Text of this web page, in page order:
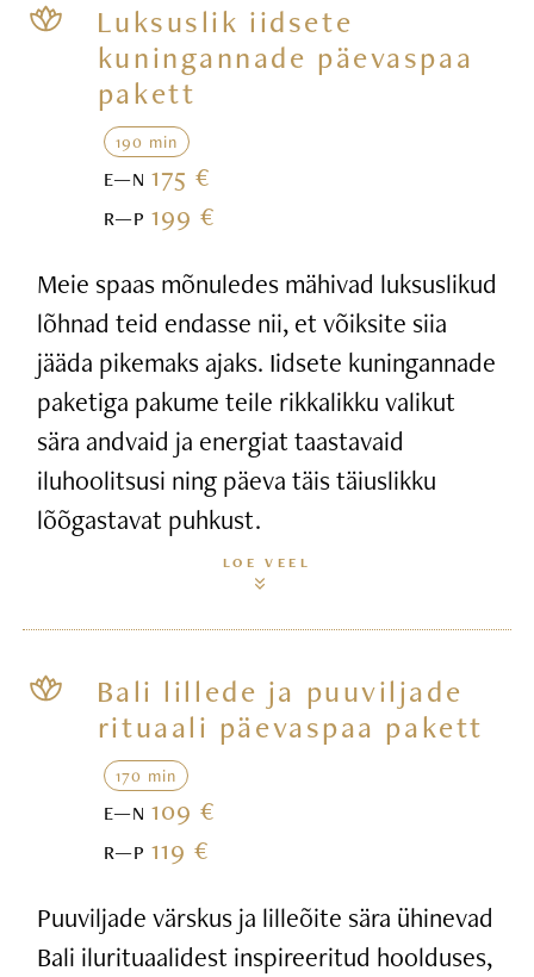
Luksuslik iidsete
kuningannade päevaspaa
pakett
190 min
E—N175 €
R—P199 €
Meie spaas mõnuledes mähivad luksuslikud
lõhnad teid endasse nii, et võiksite siia
jääda pikemaks ajaks. Iidsete kuningannade
paketiga pakume teile rikkalikku valikut
sära andvaid ja energiat taastavaid
iluhoolitsusi ning päeva täis täiuslikku
lõõgastavat puhkust.
LOE VEEL
Bali lillede ja puuviljade
rituaali päevaspaa pakett
170 min
E—N109 €
R—P119 €
Puuviljade värskus ja lilleõite sära ühinevad
Bali ilurituaalidest inspireeritud hoolduses,